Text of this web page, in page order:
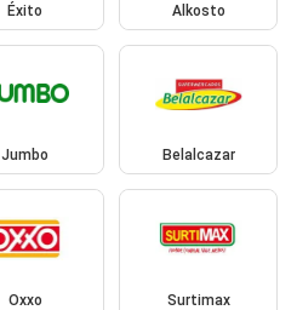
Éxito Alkosto
Jumbo Belalcazar
Oxxo Surtimax